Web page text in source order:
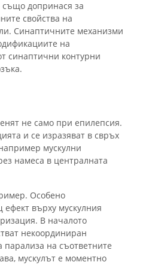
също допринася за
свойства на
Синаптичните механизми
на
синаптични контурни
не само при епилепсия.
и се изразяват в свръх
мускулни
намеса в централната
Особено
върху мускулния
В началото
некоординиран
парализа на съответните
мускулът е моментно